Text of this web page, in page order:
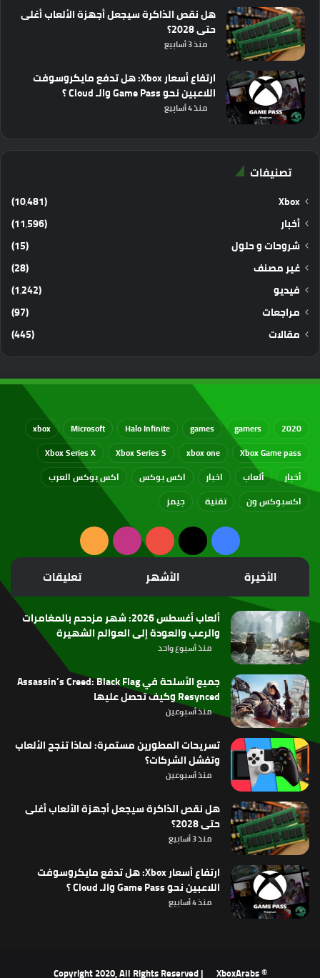
هل نقص الذاكرة سيجعل أجهزة الألعاب أغلى
حتى 2028؟
منذ 3 أسابيع
ارتفاع أسعار Xbox: هل تدفع مايكروسوفت
اللاعبين نحو Game Pass والـ Cloud ؟
منذ 4 أسابيع
تصنيفات
Xbox
(10٬481)
أخبار
(11٬596)
شروحات و حلول
(15)
غير مصنف
(28)
فيديو
(1٬242)
مراجعات
(97)
مقالات
(445)
2020
gamers
games
Halo Infinite
Microsoft
xbox
Xbox Game pass
xbox one
Xbox Series S
Xbox Series X
أخبار
ألعاب اخبار اكس بوكس
اكس بوكس العرب
اكسبوكس ون
تقنية جيمز
فيسبوك
‫X
‫YouTubeانستقرامملخص
الموقع
RSS
الأخيرة الأشهر تعليقات
ألعاب أغسطس 2026: شهر مزدحم بالمغامرات
والرعب والعودة إلى العوالم الشهيرة
منذ أسبوع واحد
جميع الأسلحة في Assassin’s Creed: Black Flag
Resynced وكيف تحصل عليها
منذ أسبوعين
تسريحات المطورين مستمرة: لماذا تنجح الألعاب
وتفشل الشركات؟
منذ أسبوعين
هل نقص الذاكرة سيجعل أجهزة الألعاب أغلى
حتى 2028؟
منذ 3 أسابيع
ارتفاع أسعار Xbox: هل تدفع مايكروسوفت
اللاعبين نحو Game Pass والـ Cloud ؟
منذ 4 أسابيع
© Copyright 2020, All Rights Reserved |
XboxArabs